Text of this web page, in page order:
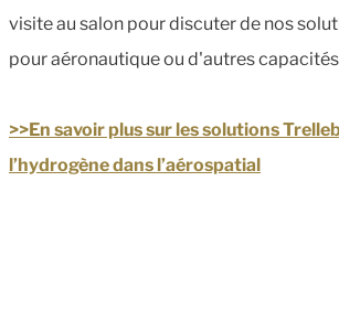
visite au salon pour discuter de nos
pour aéronautique ou d'autres
>>En savoir plus sur les solutions
l’hydrogène dans l’aérospatial